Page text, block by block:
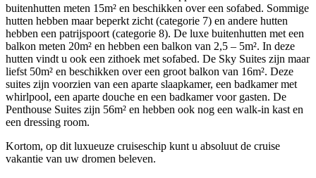
buitenhutten meten 15m² en beschikken over een sofabed. Sommige
hutten hebben maar beperkt zicht (categorie 7) en andere hutten
hebben een patrijspoort (categorie 8). De luxe buitenhutten met een
balkon meten 20m² en hebben een balkon van 2,5 – 5m². In deze
hutten vindt u ook een zithoek met sofabed. De Sky Suites zijn maar
liefst 50m² en beschikken over een groot balkon van 16m². Deze
suites zijn voorzien van een aparte slaapkamer, een badkamer met
whirlpool, een aparte douche en een badkamer voor gasten. De
Penthouse Suites zijn 56m² en hebben ook nog een walk-in kast en
een dressing room.
Kortom, op dit luxueuze cruiseschip kunt u absoluut de cruise
vakantie van uw dromen beleven.